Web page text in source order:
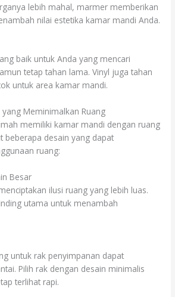
lebih mahal, marmer memberikan
nilai estetika kamar mandi Anda.
baik untuk Anda yang mencari
tetap tahan lama. Vinyl juga tahan
untuk area kamar mandi.
Meminimalkan Ruang
memiliki kamar mandi dengan ruang
beberapa desain yang dapat
ruang:
Besar
ilusi ruang yang lebih luas.
utama untuk menambah
untuk rak penyimpanan dapat
Pilih rak dengan desain minimalis
terlihat rapi.